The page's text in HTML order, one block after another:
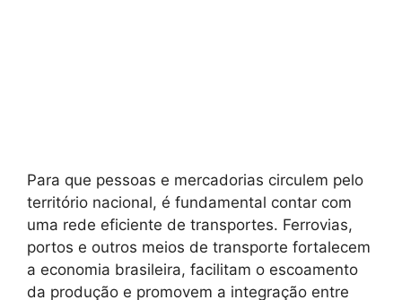
Para que pessoas e mercadorias circulem pelo
território nacional, é fundamental contar com
uma rede eficiente de transportes. Ferrovias,
portos e outros meios de transporte fortalecem
a economia brasileira, facilitam o escoamento
da produção e promovem a integração entre